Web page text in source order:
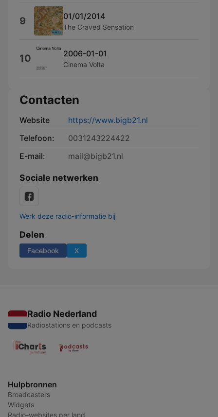
9 01/01/2014
The Craved Sensation
10 2006-01-01
Cinema Volta
Contacten
Website
https://www.bigb21.nl
Telefoon:
0031243224422
E-mail:
mail@bigb21.nl
Sociale netwerken
Werk deze radio-informatie bij
Delen
Facebook X
Radio Nederland
Radiostations en podcasts
Hulpbronnen
Broadcasters
Widgets
Radio-websites per land